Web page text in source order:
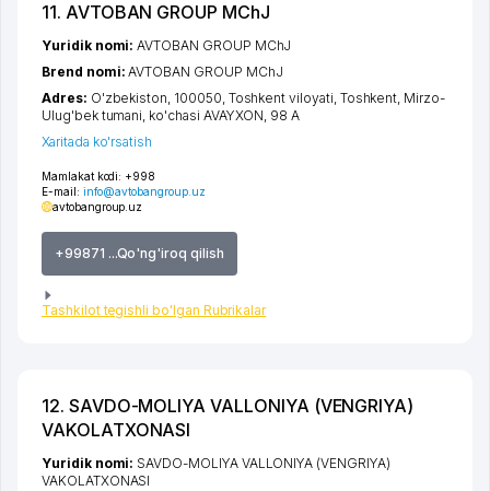
11. AVTOBAN GROUP MChJ
Mamlakat kodi: +998
E-mail: info@avtobangroup.uz
avtobangroup.uz
+99871 ...Qo'ng'iroq qilish
Tashkilot tegishli bo'lgan Rubrikalar
Yuridik nomi:AVTOBAN GROUP MChJ
Brend nomi:AVTOBAN GROUP MChJ
Adres: O'zbekiston, 100050, Toshkent viloyati, Toshkent, Mirzo-
Ulug'bek tumani, ko'chasi AVAYXON, 98 А
Xaritada ko'rsatish
12. SAVDO-MOLIYA VALLONIYA (VENGRIYA)
VAKOLATXONASI
Yuridik nomi: SAVDO-MOLIYA VALLONIYA (VENGRIYA)
VAKOLATXONASI